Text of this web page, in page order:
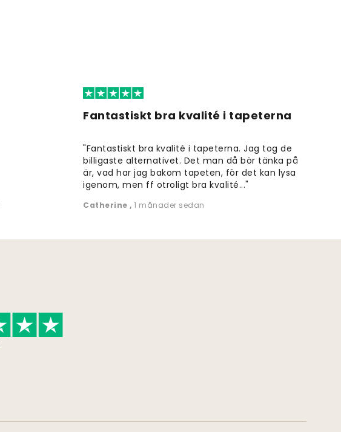
Fantastiskt bra kvalité i tapeterna
"Fantastiskt bra kvalité i tapeterna. Jag tog de
billigaste alternativet. Det man då bör tänka på
är, vad har jag bakom tapeten, för det kan lysa
igenom, men ff otroligt bra kvalité..."
Catherine, 1 månader sedan